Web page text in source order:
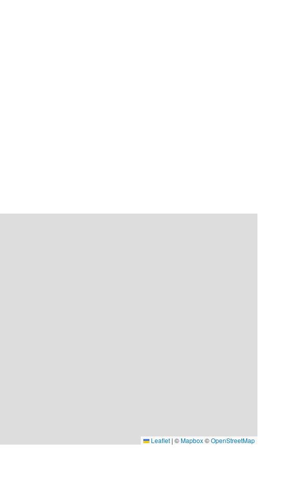
Leaflet | ©Mapbox©OpenStreetMap